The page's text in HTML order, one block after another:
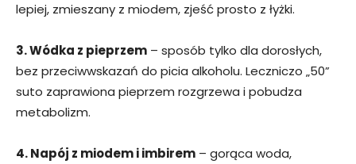
lepiej, zmieszany z miodem, zjeść prosto z łyżki.
3. Wódka z pieprzem – sposób tylko dla dorosłych,
bez przeciwwskazań do picia alkoholu. Leczniczo „50”
suto zaprawiona pieprzem rozgrzewa i pobudza
metabolizm.
4. Napój z miodem i imbirem – gorąca woda,